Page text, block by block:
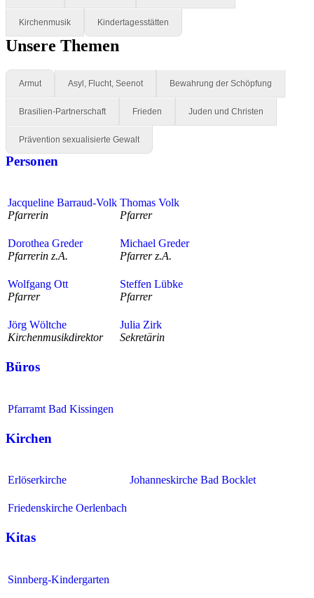
Kirchenmusik Kindertagesstätten
Unsere Themen
Armut Asyl, Flucht, Seenot Bewahrung der Schöpfung
Brasilien-Partnerschaft Frieden Juden und Christen
Prävention sexualisierte Gewalt
Personen
Jacqueline Barraud-Volk
Pfarrerin
Thomas Volk
Pfarrer
Dorothea Greder
Pfarrerin z.A.
Michael Greder
Pfarrer z.A.
Wolfgang Ott
Pfarrer
Steffen Lübke
Pfarrer
Jörg Wöltche
Kirchenmusikdirektor
Julia Zirk
Sekretärin
Büros
Pfarramt Bad Kissingen
Kirchen
Erlöserkirche Johanneskirche Bad Bocklet
Friedenskirche Oerlenbach
Kitas
Sinnberg-Kindergarten